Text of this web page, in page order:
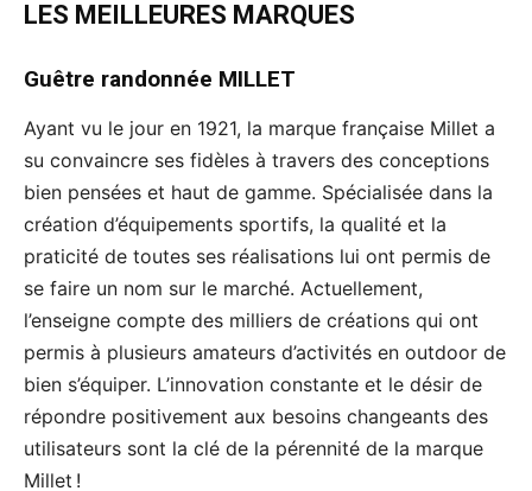
LES MEILLEURES MARQUES
Guêtre randonnée MILLET
Ayant vu le jour en 1921, la marque française Millet a
su convaincre ses fidèles à travers des conceptions
bien pensées et haut de gamme. Spécialisée dans la
création d’équipements sportifs, la qualité et la
praticité de toutes ses réalisations lui ont permis de
se faire un nom sur le marché. Actuellement,
l’enseigne compte des milliers de créations qui ont
permis à plusieurs amateurs d’activités en outdoor de
bien s’équiper. L’innovation constante et le désir de
répondre positivement aux besoins changeants des
utilisateurs sont la clé de la pérennité de la marque
Millet !